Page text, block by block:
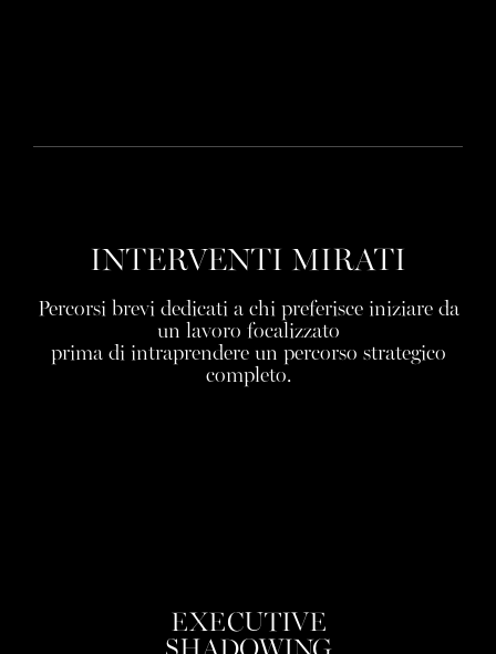
INTERVENTI MIRATI
Percorsi brevi dedicati a chi preferisce iniziare da
un lavoro focalizzato
prima di intraprendere un percorso strategico
completo.
EXECUTIVE